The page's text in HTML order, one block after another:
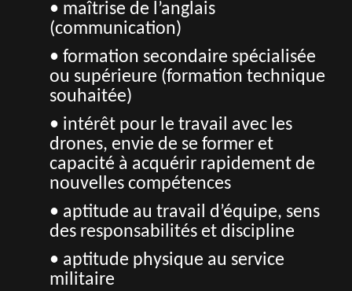
• maîtrise de l’anglais
(communication)
• formation secondaire spécialisée
ou supérieure (formation technique
souhaitée)
• intérêt pour le travail avec les
drones, envie de se former et
capacité à acquérir rapidement de
nouvelles compétences
• aptitude au travail d’équipe, sens
des responsabilités et discipline
• aptitude physique au service
militaire